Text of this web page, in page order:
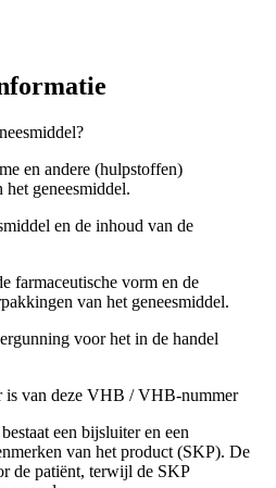
en andere (hulpstoffen)
het geneesmiddel.
en de inhoud van de
farmaceutische vorm en de
van het geneesmiddel.
voor het in de handel
is van deze VHB / VHB-nummer
een bijsluiter en een
van het product (SKP). De
de patiënt, terwijl de SKP